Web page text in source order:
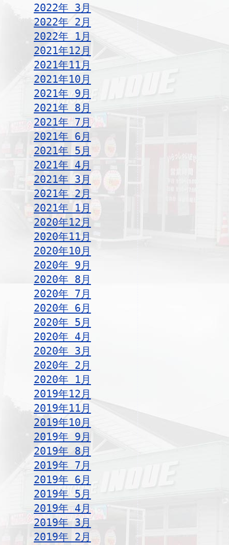
2022年 3月
2022年 2月
2022年 1月
2021年12月
2021年11月
2021年10月
2021年 9月
2021年 8月
2021年 7月
2021年 6月
2021年 5月
2021年 4月
2021年 3月
2021年 2月
2021年 1月
2020年12月
2020年11月
2020年10月
2020年 9月
2020年 8月
2020年 7月
2020年 6月
2020年 5月
2020年 4月
2020年 3月
2020年 2月
2020年 1月
2019年12月
2019年11月
2019年10月
2019年 9月
2019年 8月
2019年 7月
2019年 6月
2019年 5月
2019年 4月
2019年 3月
2019年 2月